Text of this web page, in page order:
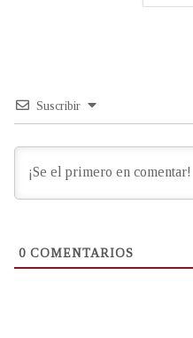
Suscribir
0 COMENTARIOS